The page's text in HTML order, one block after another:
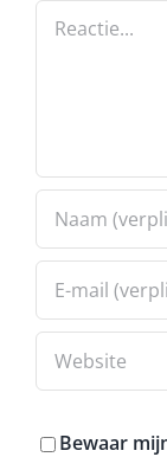
Reactie
Bewaar